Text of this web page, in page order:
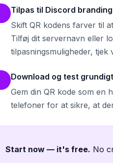
Tilpas til Discord branding
Skift QR kodens farver til
Tilføj dit servernavn eller
tilpasningsmuligheder, tjek
Download og test grundigt
Gem din QR kode som en
telefoner for at sikre, at
Start now — it's free. No